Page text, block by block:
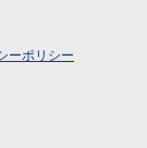
ーポリシー